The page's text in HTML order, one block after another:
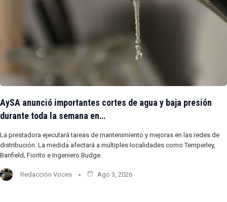
AySA anunció importantes cortes de agua y baja presión
durante toda la semana en…
La prestadora ejecutará tareas de mantenimiento y mejoras en las redes de
distribución. La medida afectará a múltiples localidades como Temperley,
Banfield, Fiorito e Ingeniero Budge.
Redacción Voces Ago 3, 2026